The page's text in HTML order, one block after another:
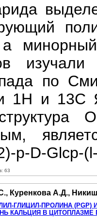
а
по
1Н и 13С
p-D-Glcp-
63
Куренкова А.Д.,
ГЛИЦИЛ-ПРОЛИНА
КАЛЬЦИЯ В